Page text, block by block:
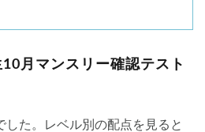
月マンスリー確認テスト
した。レベル別の配点を見ると
検索